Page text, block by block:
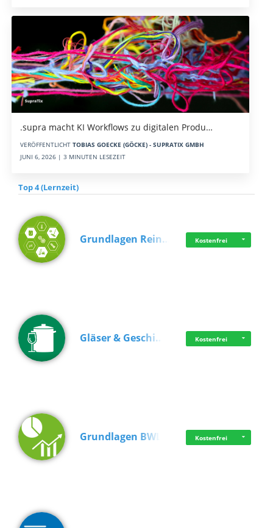
.supra macht KI Workflows zu digitalen Produ…
VERÖFFENTLICHT TOBIAS GOECKE (GÖCKE) - SUPRATIX GMBH
JUNI 6, 2026 | 3 MINUTEN LESEZEIT
Top 4 (Lernzeit)
Grundlagen Rein… Kostenfrei
Gläser & Geschi… Kostenfrei
Grundlagen BWL Kostenfrei